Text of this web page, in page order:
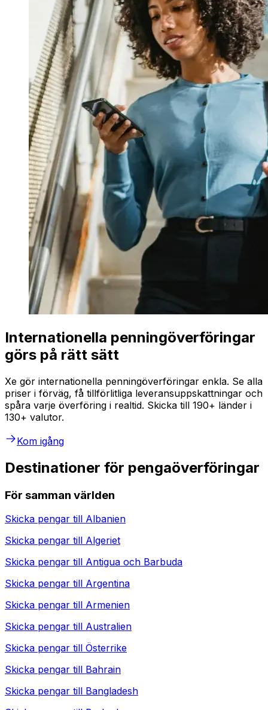
Internationella penningöverföringar
görs på rätt sätt
Xe gör internationella penningöverföringar enkla. Se alla
priser i förväg, få tillförlitliga leveransuppskattningar och
spåra varje överföring i realtid. Skicka till 190+ länder i
130+ valutor.
Kom igång
Destinationer för pengaöverföringar
För samman världen
Skicka pengar till Albanien
Skicka pengar till Algeriet
Skicka pengar till Antigua och Barbuda
Skicka pengar till Argentina
Skicka pengar till Armenien
Skicka pengar till Australien
Skicka pengar till Österrike
Skicka pengar till Bahrain
Skicka pengar till Bangladesh